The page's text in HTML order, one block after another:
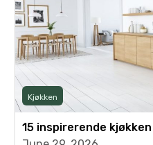
Kjøkken
15 inspirerende